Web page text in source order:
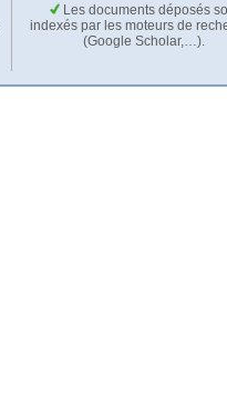
Les documents déposés
indexés par les moteurs de
(Google Scholar,…).